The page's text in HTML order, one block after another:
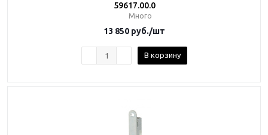
59617.00.0
Много
13 850 руб./шт
В корзину